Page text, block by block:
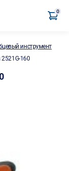
0
инструмент
160